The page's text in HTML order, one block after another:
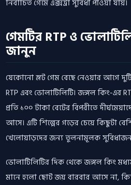
নির্বাচিত গেমে এক্সট্রা সুবিধা পাওয়া যায়।
গেমটির RTP ও
জানুন
যেকোনো স্লট গেম বেছে নেওয়ার আগে
RTP এবং ভোলাটিলিটি। জঙ্গল কিং-এর
প্রতি ১০০ টাকা বেটের বিপরীতে
আসে। এটি শিল্পের গড়ের চেয়ে কিছুটা
খেলোয়াড়দের জন্য তুলনামূলক
ভোলাটিলিটির দিক থেকে জঙ্গল কিং
মানে হলো ছোট জয় বারবার আসে না,